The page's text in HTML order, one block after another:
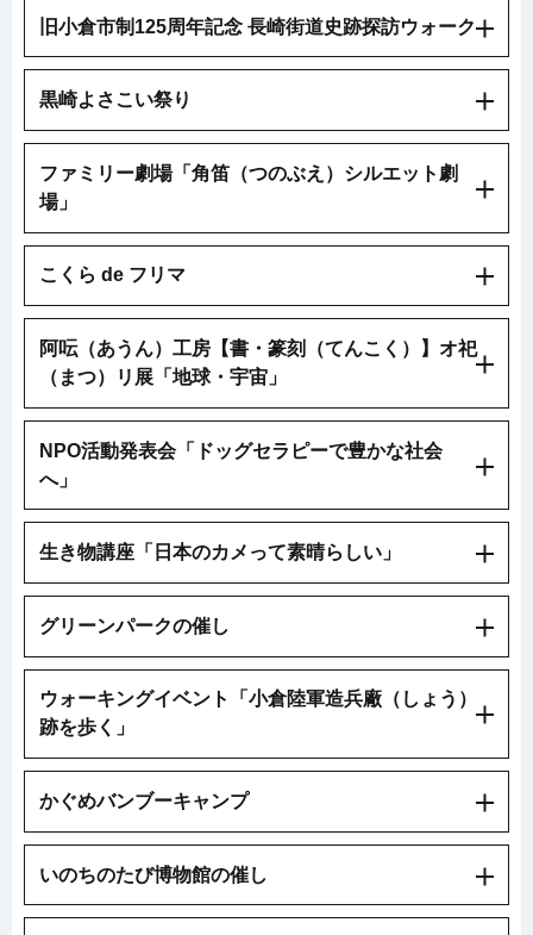
旧小倉市制125周年記念 長崎街道史跡探訪ウォーク
黒崎よさこい祭り
ファミリー劇場「角笛（つのぶえ）シルエット劇
場」
こくら de フリマ
阿呍（あうん）工房【書・篆刻（てんこく）】オ祀
（まつ）リ展「地球・宇宙」
NPO活動発表会「ドッグセラピーで豊かな社会
へ」
生き物講座「日本のカメって素晴らしい」
グリーンパークの催し
ウォーキングイベント「小倉陸軍造兵廠（しょう）
跡を歩く」
かぐめバンブーキャンプ
いのちのたび博物館の催し